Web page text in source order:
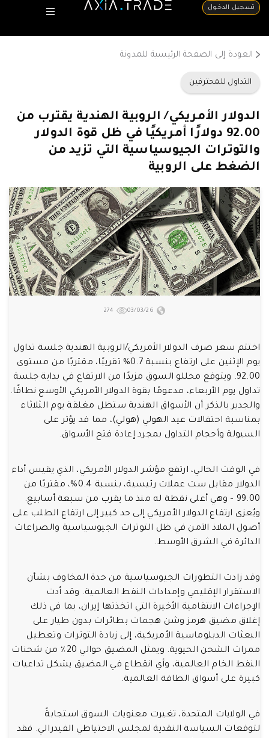
تسجيل الدخول
العودة إلى الصفحة الرئيسية للمدونة
التداول للمحترفين
الدولار الأمريكي/ الروبية الهندية يقترب من
92.00 دولارًا أمريكيًا في ظل قوة الدولار
والتوترات الجيوسياسية التي تزيد من
الضغط على الروبية
03/03/26
274
اختتم سعر صرف الدولار الأمريكي/الروبية الهندية جلسة تداول
يوم الإثنين على ارتفاع بنسبة 0.7% تقريبًا، مقتربًا من مستوى
92.00. ويتوقع محللو السوق مزيدًا من الارتفاع في بداية جلسة
تداول يوم الأربعاء، مدعومًا بقوة الدولار الأمريكي الأوسع نطاقًا.
والجدير بالذكر أن الأسواق الهندية ستظل مغلقة يوم الثلاثاء
بمناسبة احتفالات عيد الهولي (هولي)، مما قد يؤثر على
السيولة وأحجام التداول بمجرد إعادة فتح الأسواق.
في الوقت الحالي، ارتفع مؤشر الدولار الأمريكي، الذي يقيس أداء
الدولار مقابل ست عملات رئيسية، بنسبة 0.4%، مقتربًا من
99.00 – وهي أعلى نقطة له منذ ما يقرب من سبعة أسابيع.
ويُعزى ارتفاع الدولار الأمريكي إلى حد كبير إلى ارتفاع الطلب على
أصول الملاذ الآمن في ظل التوترات الجيوسياسية والصراعات
الدائرة في الشرق الأوسط.
وقد زادت التطورات الجيوسياسية من حدة المخاوف بشأن
الاستقرار الإقليمي وإمدادات النفط العالمية. وقد أدت
الإجراءات الانتقامية الأخيرة التي اتخذتها إيران، بما في ذلك
إغلاق مضيق هرمز وشن هجمات بطائرات بدون طيار على
البعثات الدبلوماسية الأمريكية، إلى زيادة التوترات وتعطيل
ممرات الشحن الحيوية. ويمثل المضيق حوالي 20٪ من شحنات
النفط الخام العالمية، وأي انقطاع في المضيق يشكل تداعيات
كبيرة على أسواق الطاقة العالمية.
في الولايات المتحدة، تغيرت معنويات السوق استجابةً
لتوقعات السياسة النقدية لمجلس الاحتياطي الفيدرالي. فقد